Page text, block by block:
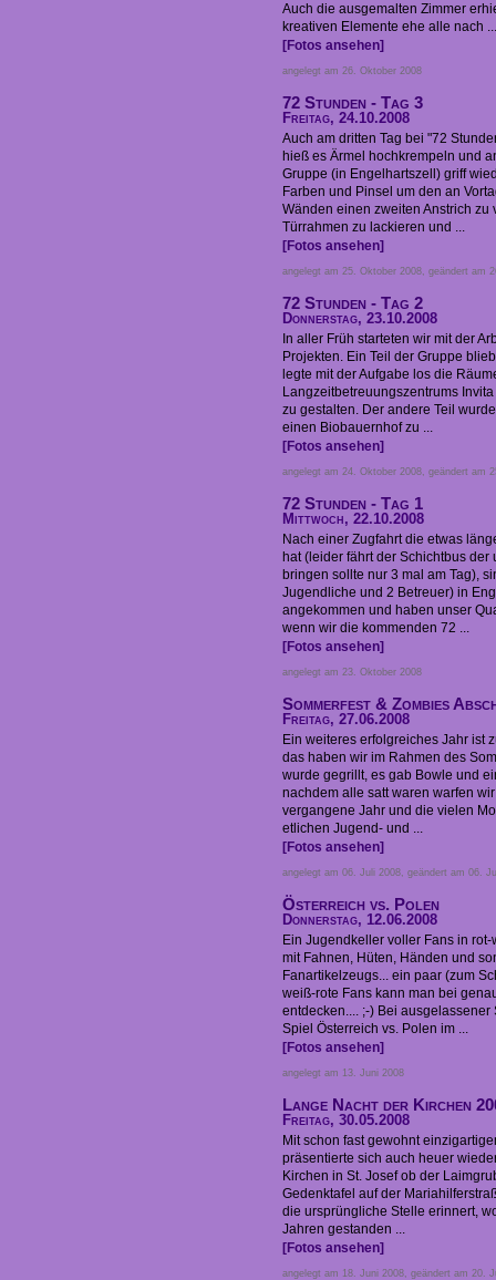
Auch die ausgemalten Zimmer
kreativen Elemente ehe alle nach ...
[Fotos ansehen]
angelegt am 26. Oktober 2008
72 Stunden - Tag 3
Freitag, 24.10.2008
Auch am dritten Tag bei "72
hieß es Ärmel hochkrempeln und
Gruppe (in Engelhartszell) griff
Farben und Pinsel um den an
Wänden einen zweiten Anstrich zu
Türrahmen zu lackieren und ...
[Fotos ansehen]
angelegt am 25. Oktober 2008, geändert am
72 Stunden - Tag 2
Donnerstag, 23.10.2008
In aller Früh starteten wir mit der
Projekten. Ein Teil der Gruppe
legte mit der Aufgabe los die
Langzeitbetreuungszentrums
zu gestalten. Der andere Teil
einen Biobauernhof zu ...
[Fotos ansehen]
angelegt am 24. Oktober 2008, geändert am
72 Stunden - Tag 1
Mittwoch, 22.10.2008
Nach einer Zugfahrt die etwas
hat (leider fährt der Schichtbus der
bringen sollte nur 3 mal am Tag),
Jugendliche und 2 Betreuer) in
angekommen und haben unser
wenn wir die kommenden 72 ...
[Fotos ansehen]
angelegt am 23. Oktober 2008
Sommerfest & Zombies
Freitag, 27.06.2008
Ein weiteres erfolgreiches Jahr ist
das haben wir im Rahmen des
wurde gegrillt, es gab Bowle und
nachdem alle satt waren warfen
vergangene Jahr und die vielen
etlichen Jugend- und ...
[Fotos ansehen]
angelegt am 06. Juli 2008, geändert am 06.
Österreich vs. Polen
Donnerstag, 12.06.2008
Ein Jugendkeller voller Fans in
mit Fahnen, Hüten, Händen und
Fanartikelzeugs... ein paar (zum
weiß-rote Fans kann man bei
entdecken.... ;-) Bei ausgelassener
Spiel Österreich vs. Polen im ...
[Fotos ansehen]
angelegt am 13. Juni 2008
Lange Nacht der Kirchen
Freitag, 30.05.2008
Mit schon fast gewohnt
präsentierte sich auch heuer
Kirchen in St. Josef ob der
Gedenktafel auf der
die ursprüngliche Stelle erinnert,
Jahren gestanden ...
[Fotos ansehen]
angelegt am 18. Juni 2008, geändert am 20.